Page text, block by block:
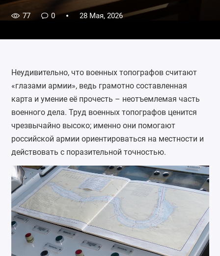
77 0 28 Мая, 2026
Неудивительно, что военных топографов считают
«глазами армии», ведь грамотно составленная
карта и умение её прочесть – неотъемлемая часть
военного дела. Труд военных топографов ценится
чрезвычайно высоко; именно они помогают
российской армии ориентироваться на местности и
действовать с поразительной точностью.